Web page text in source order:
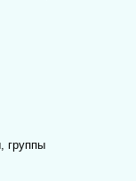
группы